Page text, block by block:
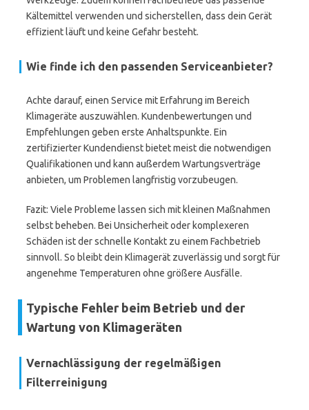
Kältemittel verwenden und sicherstellen, dass dein Gerät
effizient läuft und keine Gefahr besteht.
Wie finde ich den passenden Serviceanbieter?
Achte darauf, einen Service mit Erfahrung im Bereich
Klimageräte auszuwählen. Kundenbewertungen und
Empfehlungen geben erste Anhaltspunkte. Ein
zertifizierter Kundendienst bietet meist die notwendigen
Qualifikationen und kann außerdem Wartungsverträge
anbieten, um Problemen langfristig vorzubeugen.
Fazit: Viele Probleme lassen sich mit kleinen Maßnahmen
selbst beheben. Bei Unsicherheit oder komplexeren
Schäden ist der schnelle Kontakt zu einem Fachbetrieb
sinnvoll. So bleibt dein Klimagerät zuverlässig und sorgt für
angenehme Temperaturen ohne größere Ausfälle.
Typische Fehler beim Betrieb und der
Wartung von Klimageräten
Vernachlässigung der regelmäßigen
Filterreinigung